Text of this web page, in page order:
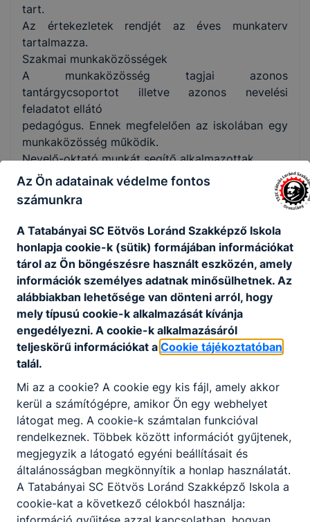
tart.
Az értekezletek rendjét az éves munkaterv
tartalmazza.
Szakmai munkaközösségek
A munkaközösség tagjai azonos
tantárgycsoportot illetve azonos nevelési
feladatot ellátó
pedagógus. Ennek megfelelően az iskolában egy
munkaközösség működik.
Nevelő-oktató munkát segítő alkalmazottak
 Pedagógiai munkát segítő (iskolatitkár)
 Műszaki vezető
 Rendszergazda
Feladataikat a munkaköri leírások tartalmazzák.
szervezeti egységhez való tartozásukat az
iskola szervezeti ábrája mutatja.
Technikai dolgozók
 Gazdasági ügyintéző
 Karbantartó, raktáros
 Portások
5
 Takarítók
Szervezeti egységhez való tartozásukat az
iskola szervezeti ábrája mutatja.
Diákkörök, diákönkormányzat
Az iskola tanulói a nevelés-oktatással összefüggő
tevékenységük megszervezésére, a
demokráciára, közéleti felelősségre nevelés
érdekében – a házirendben meghatározottak
szerint
Az Ön adatainak védelme fontos
számunkra
A Tatabányai SC Eötvös Loránd Szakképző Iskola
honlapja cookie-k (sütik) formájában információkat
tárol az Ön böngészésre használt eszközén, amely
információk személyes adatnak minősülhetnek. Az
alábbiakban lehetősége van dönteni arról, hogy
mely típusú cookie-k alkalmazását kívánja
engedélyezni. A cookie-k alkalmazásáról
teljeskörű információkat a Cookie tájékoztatóban
talál.
Mi az a cookie? A cookie egy kis fájl, amely akkor
kerül a számítógépre, amikor Ön egy webhelyet
látogat meg. A cookie-k számtalan funkcióval
rendelkeznek. Többek között információt gyűjtenek,
megjegyzik a látogató egyéni beállításait és
általánosságban megkönnyítik a honlap használatát.
A Tatabányai SC Eötvös Loránd Szakképző Iskola a
cookie-kat a következő célokból használja: